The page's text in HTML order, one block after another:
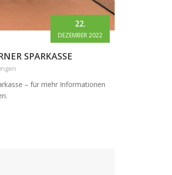
22.
DEZEMBER 2022
SPARKASSE
– für mehr Informationen